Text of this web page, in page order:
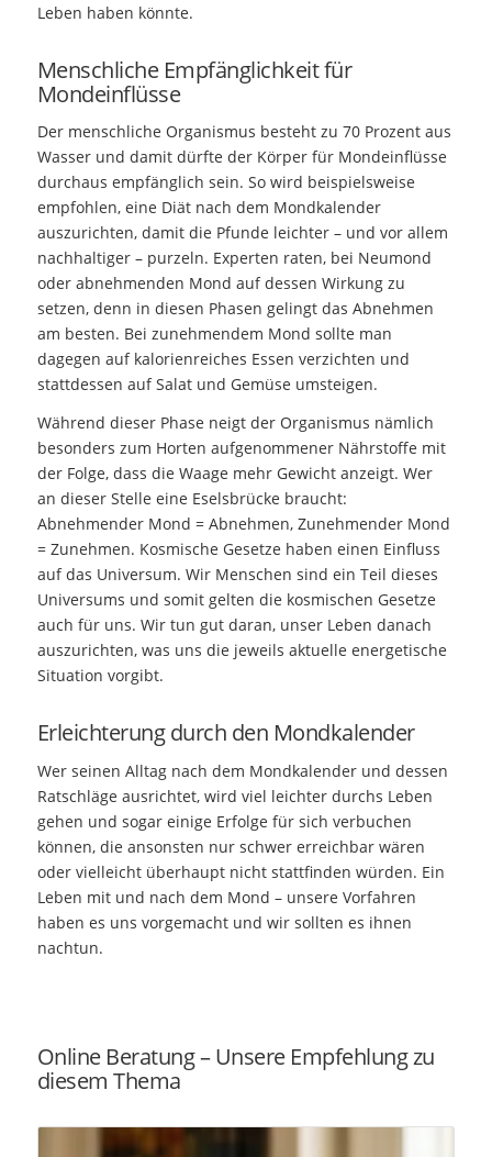
Leben haben könnte.
Menschliche Empfänglichkeit für
Mondeinflüsse
Der menschliche Organismus besteht zu 70 Prozent aus
Wasser und damit dürfte der Körper für Mondeinflüsse
durchaus empfänglich sein. So wird beispielsweise
empfohlen, eine Diät nach dem Mondkalender
auszurichten, damit die Pfunde leichter – und vor allem
nachhaltiger – purzeln. Experten raten, bei Neumond
oder abnehmenden Mond auf dessen Wirkung zu
setzen, denn in diesen Phasen gelingt das Abnehmen
am besten. Bei zunehmendem Mond sollte man
dagegen auf kalorienreiches Essen verzichten und
stattdessen auf Salat und Gemüse umsteigen.
Während dieser Phase neigt der Organismus nämlich
besonders zum Horten aufgenommener Nährstoffe mit
der Folge, dass die Waage mehr Gewicht anzeigt. Wer
an dieser Stelle eine Eselsbrücke braucht:
Abnehmender Mond = Abnehmen, Zunehmender Mond
= Zunehmen. Kosmische Gesetze haben einen Einfluss
auf das Universum. Wir Menschen sind ein Teil dieses
Universums und somit gelten die kosmischen Gesetze
auch für uns. Wir tun gut daran, unser Leben danach
auszurichten, was uns die jeweils aktuelle energetische
Situation vorgibt.
Erleichterung durch den Mondkalender
Wer seinen Alltag nach dem Mondkalender und dessen
Ratschläge ausrichtet, wird viel leichter durchs Leben
gehen und sogar einige Erfolge für sich verbuchen
können, die ansonsten nur schwer erreichbar wären
oder vielleicht überhaupt nicht stattfinden würden. Ein
Leben mit und nach dem Mond – unsere Vorfahren
haben es uns vorgemacht und wir sollten es ihnen
nachtun.
Online Beratung – Unsere Empfehlung zu
diesem Thema